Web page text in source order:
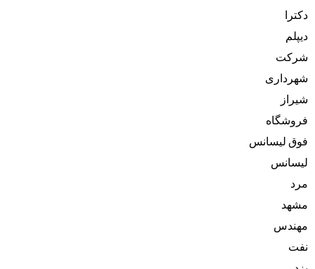
دکترا
دیپلم
شرکت
شهرداری
شیراز
فروشگاه
فوق لیسانس
لیسانس
مرد
مشهد
مهندس
نفت